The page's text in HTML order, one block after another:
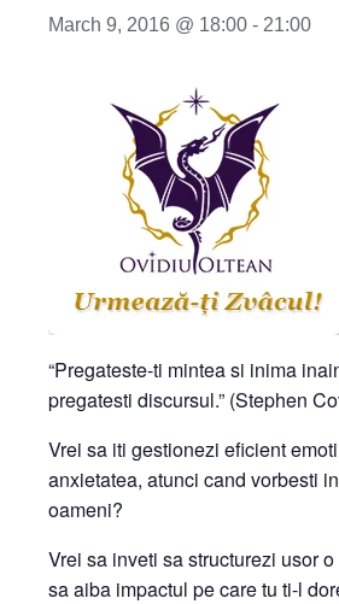
March 9, 2016 @ 18:00 - 21:00
“Pregateste-ti mintea si inima
pregatesti discursul.” (Stephen
Vrei sa iti gestionezi eficient
anxietatea, atunci cand vorbesti
oameni?
Vrei sa inveti sa structurezi usor
sa aiba impactul pe care tu ti-l